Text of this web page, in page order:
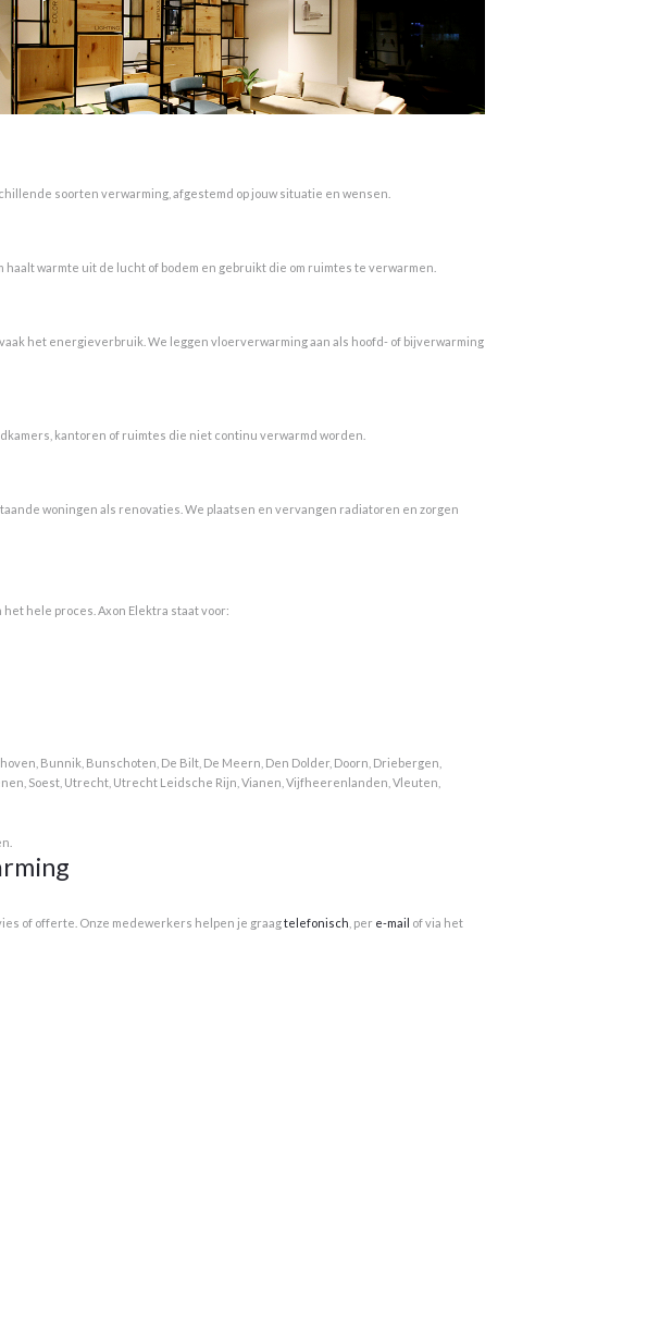
soorten verwarming, afgestemd op jouw situatie en wensen.
warmte uit de lucht of bodem en gebruikt die om ruimtes te verwarmen.
het energieverbruik. We leggen vloerverwarming aan als hoofd- of bijverwarming
kantoren of ruimtes die niet continu verwarmd worden.
woningen als renovaties. We plaatsen en vervangen radiatoren en zorgen
hele proces. Axon Elektra staat voor:
Bunnik, Bunschoten, De Bilt, De Meern, Den Dolder, Doorn, Driebergen,
Soest, Utrecht, Utrecht Leidsche Rijn, Vianen, Vijfheerenlanden, Vleuten,
of offerte. Onze medewerkers helpen je graagtelefonisch , per e-mail of via het